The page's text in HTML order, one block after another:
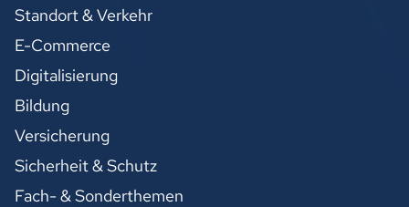
Standort & Verkehr
E-Commerce
Digitalisierung
Bildung
Versicherung
Sicherheit & Schutz
Fach- & Sonderthemen